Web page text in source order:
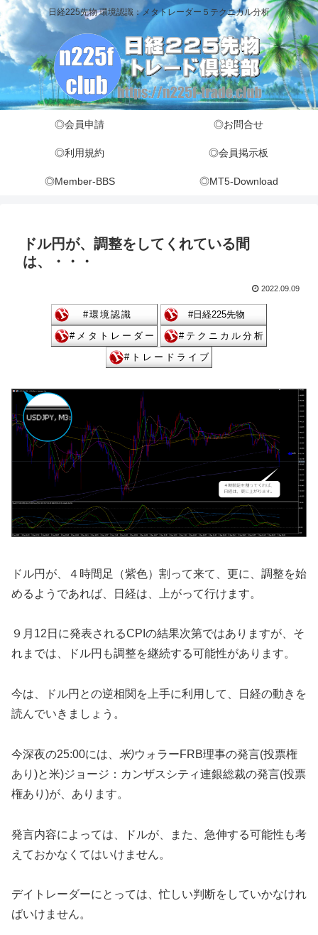
日経225先物 環境認識：メタトレーダー５テクニカル分析
◎会員申請 ◎お問合せ
◎利用規約 ◎会員掲示板
◎Member-BBS ◎MT5-Download
ドル円が、調整をしてくれている間
は、・・・
2022.09.09
ドル円が、４時間足（紫色）割って来て、更に、調整を始
めるようであれば、日経は、上がって行けます。
９月12日に発表されるCPIの結果次第ではありますが、そ
れまでは、ドル円も調整を継続する可能性があります。
今は、ドル円との逆相関を上手に利用して、日経の動きを
読んでいきましょう。
今深夜の25:00には、 米)ウォラーFRB理事の発言(投票権
あり)と米)ジョージ：カンザスシティ連銀総裁の発言(投票
権あり)が、あります。
発言内容によっては、ドルが、また、急伸する可能性も考
えておかなくてはいけません。
デイトレーダーにとっては、忙しい判断をしていかなけれ
ばいけません。